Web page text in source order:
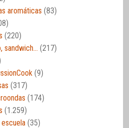
aromáticas (83)
(220)
sandwich… (217)
(9)
(317)
(174)
(1.259)
(35)